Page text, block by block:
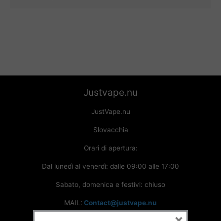
Justvape.nu
JustVape.nu
Slovacchia
Orari di apertura:
Dal lunedì al venerdì: dalle 09:00 alle 17:00
Sabato, domenica e festivi: chiuso
MAIL: Contact@justvape.nu